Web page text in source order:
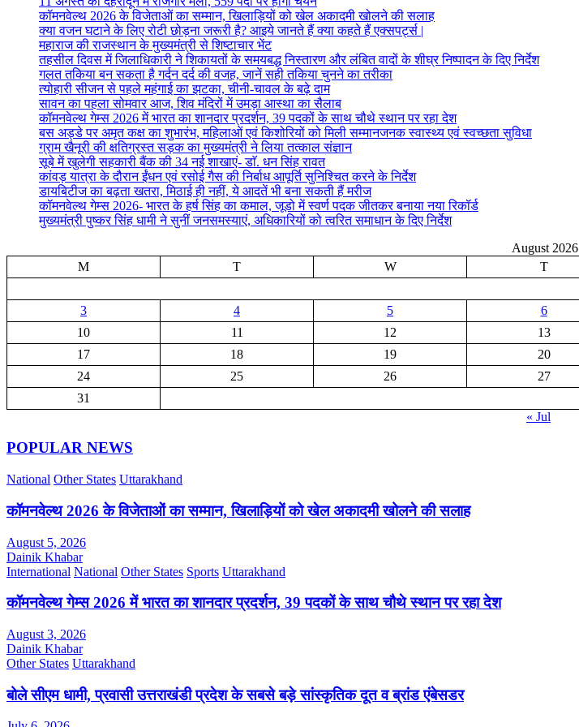
कॉमनवेल्थ 2026 के विजेताओं का सम्मान, खिलाड़ियों को खेल अकादमी खोलने की सलाह
क्या वजन घटाने के लिए रोटी छोड़ना जरूरी है? आइये जानते हैं क्या कहते हैं एक्सपर्ट्स |
महाराज की राजस्थान के मुख्यमंत्री से शिष्टाचार भेंट
तहसील दिवस में जिलाधिकारी ने शिकायतों के समयबद्ध निस्तारण और लंबित वादों के शीघ्र निष्पादन के दिए निर्देश
गलत तकिया बन सकता है गर्दन दर्द की वजह, जानें सही तकिया चुनने का तरीका
त्योहारी सीजन से पहले महंगाई का झटका, चीनी-चावल के बढ़े दाम
सावन का पहला सोमवार आज, शिव मंदिरों में उमड़ा आस्था का सैलाब
कॉमनवेल्थ गेम्स 2026 में भारत का शानदार प्रदर्शन, 39 पदकों के साथ चौथे स्थान पर रहा देश
बस अड्डे पर अमृत कक्ष का शुभारंभ, महिलाओं एवं किशोरियों को मिली सम्मानजनक स्वास्थ्य एवं स्वच्छता सुविधा
ग्राम खैनूरी की क्षतिग्रस्त सड़क का मुख्यमंत्री ने लिया तत्काल संज्ञान
सूबे में खुलेगी सहकारी बैंक की 34 नई शाखाएं- डाॅ. धन सिंह रावत
कांवड़ यात्रा के दौरान ईंधन एवं रसोई गैस की निर्बाध आपूर्ति सुनिश्चित करने के निर्देश
डायबिटीज का बढ़ता खतरा, मिठाई ही नहीं, ये आदतें भी बना सकती हैं मरीज
कॉमनवेल्थ गेम्स 2026- भारत के हर्ष सिंह का कमाल, जूडो में स्वर्ण पदक जीतकर बनाया नया रिकॉर्ड
मुख्यमंत्री पुष्कर सिंह धामी ने सुनीं जनसमस्याएं, अधिकारियों को त्वरित समाधान के दिए निर्देश
August 2026
M
T W T
3
4 5 6
10
11 12 13
17
18 19 20
24
25 26 27
31
« Jul
POPULAR NEWS
National Other States Uttarakhand
कॉमनवेल्थ 2026 के विजेताओं का सम्मान, खिलाड़ियों को खेल अकादमी खोलने की सलाह
August 5, 2026
Dainik Khabar
International National Other States Sports Uttarakhand
कॉमनवेल्थ गेम्स 2026 में भारत का शानदार प्रदर्शन, 39 पदकों के साथ चौथे स्थान पर रहा देश
August 3, 2026
Dainik Khabar
Other States Uttarakhand
बोले सीएम धामी, प्रवासी उत्तराखंडी प्रदेश के सबसे बड़े सांस्कृतिक दूत व ब्रांड एंबेसडर